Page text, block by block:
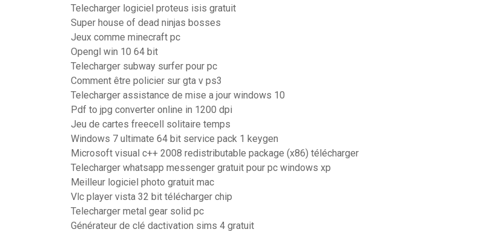
Telecharger logiciel proteus isis gratuit
Super house of dead ninjas bosses
Jeux comme minecraft pc
Opengl win 10 64 bit
Telecharger subway surfer pour pc
Comment être policier sur gta v ps3
Telecharger assistance de mise a jour windows 10
Pdf to jpg converter online in 1200 dpi
Jeu de cartes freecell solitaire temps
Windows 7 ultimate 64 bit service pack 1 keygen
Microsoft visual c++ 2008 redistributable package (x86) télécharger
Telecharger whatsapp messenger gratuit pour pc windows xp
Meilleur logiciel photo gratuit mac
Vlc player vista 32 bit télécharger chip
Telecharger metal gear solid pc
Générateur de clé dactivation sims 4 gratuit